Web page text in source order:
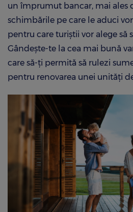
un împrumut bancar, mai ales
schimbările pe care le aduci
pentru care turiștii vor alege să
Gândește-te la cea mai bună
care să-ți permită să rulezi
pentru renovarea unei unități